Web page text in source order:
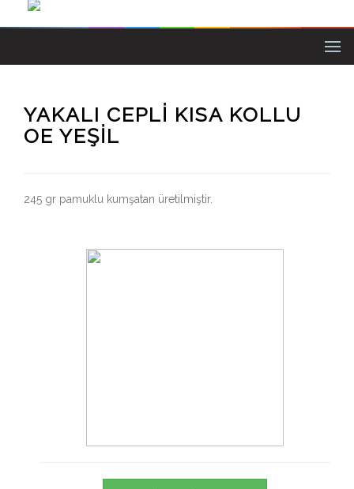
YAKALI CEPLI KISA KOLLU
OE YEŞIL
245 gr pamuklu kumşatan üretilmiştir.